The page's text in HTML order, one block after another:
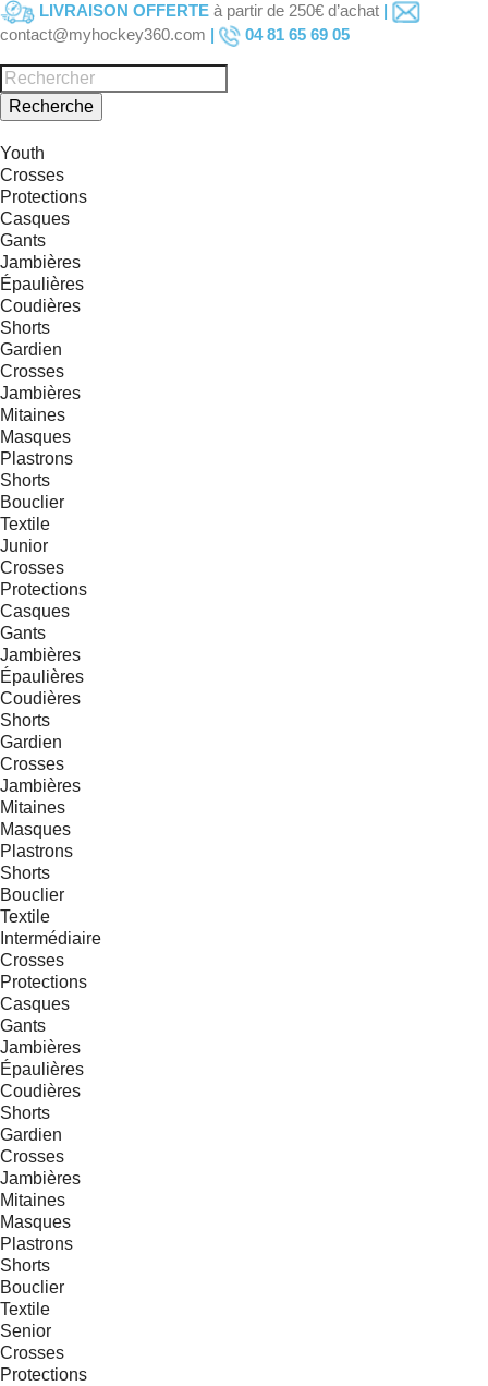
LIVRAISON OFFERTE à partir de 250€ d’achat |
contact@myhockey360.com | 04 81 65 69 05
Recherche
Youth
Crosses
Protections
Casques
Gants
Jambières
Épaulières
Coudières
Shorts
Gardien
Crosses
Jambières
Mitaines
Masques
Plastrons
Shorts
Bouclier
Textile
Junior
Crosses
Protections
Casques
Gants
Jambières
Épaulières
Coudières
Shorts
Gardien
Crosses
Jambières
Mitaines
Masques
Plastrons
Shorts
Bouclier
Textile
Intermédiaire
Crosses
Protections
Casques
Gants
Jambières
Épaulières
Coudières
Shorts
Gardien
Crosses
Jambières
Mitaines
Masques
Plastrons
Shorts
Bouclier
Textile
Senior
Crosses
Protections